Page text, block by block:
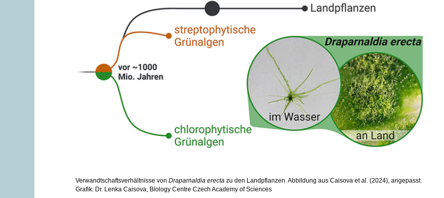
Verwandtschaftsverhältnisse vonDraparnaldia erecta zu den Landpflanzen. Abbildung aus Caisova et al. (2024), angepasst.
Grafik: Dr. Lenka Caisova, Biology Centre Czech Academy of Sciences